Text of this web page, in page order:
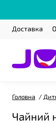
Доставка
Головна
Чайний